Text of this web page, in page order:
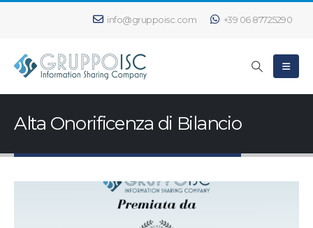
info@gruppoisc.com +39 06 87725290
Alta Onorificenza di Bilancio